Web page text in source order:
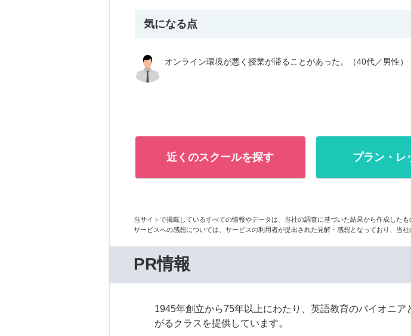
気になる点
オンライン環境が悪く授業が滞ることがあった。（40代／男性）
近くのスクールを探す プラン・レ
当サイトで掲載しているすべての情報やデータは、当社の調査に基づいた結果から作成したも
サービスへの感想については、サービスの利用者が提出された見解・感想となっており、当
PR情報
1945年創立から75年以上にわたり、英語教育のパイオニ
がるクラスを提供しています。